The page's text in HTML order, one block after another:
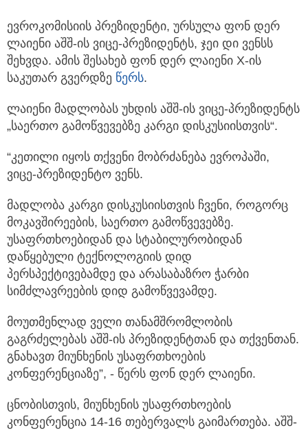
ევროკომისიის პრეზიდენტი, ურსულა ფონ დერ
ლაიენი აშშ-ის ვიცე-პრეზიდენტს, ჯეი დი ვენსს
შეხვდა. ამის შესახებ ფონ დერ ლაიენი X-ის
საკუთარ გვერდზე წერს.
ლაიენი მადლობას უხდის აშშ-ის ვიცე-პრეზიდენტს
„საერთო გამოწვევებზე კარგი დისკუსიისთვის“.
“კეთილი იყოს თქვენი მობრძანება ევროპაში,
ვიცე-პრეზიდენტო ვენს.
მადლობა კარგი დისკუსიისთვის ჩვენი, როგორც
მოკავშირეების, საერთო გამოწვევებზე.
უსაფრთხოებიდან და სტაბილურობიდან
დაწყებული ტექნოლოგიის დიდ
პერსპექტივებამდე და არასაბაზრო ჭარბი
სიმძლავრეების დიდ გამოწვევამდე.
მოუთმენლად ველი თანამშრომლობის
გაგრძელებას აშშ-ის პრეზიდენტთან და თქვენთან.
გნახავთ მიუნხენის უსაფრთხოების
კონფერენციაზე”, - წერს ფონ დერ ლაიენი.
ცნობისთვის, მიუნხენის უსაფრთხოების
კონფერენცია 14-16 თებერვალს გაიმართება. აშშ-